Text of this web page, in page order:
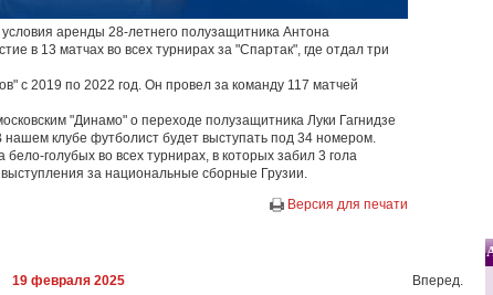
аренды 28-летнего полузащитника Антона
в 13 матчах во всех турнирах за "Спартак", где отдал три
с 2019 по 2022 год. Он провел за команду 117 матчей
"Динамо" о переходе полузащитника Луки Гагнидзе
клубе футболист будет выступать под 34 номером.
голубых во всех турнирах, в которых забил 3 гола
за национальные сборные Грузии.
Версия для печати
19 февраля 2025
Вперед.